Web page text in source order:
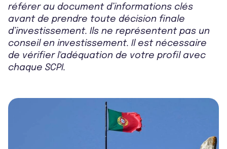
référer au document d’informations clés
avant de prendre toute décision finale
d’investissement. Ils ne représentent pas un
conseil en investissement. Il est nécessaire
de vérifier l'adéquation de votre profil avec
chaque SCPI.